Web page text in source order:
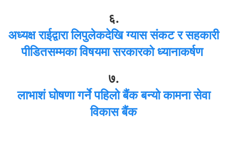
६.
अध्यक्ष राईद्वारा लिपुलेकदेखि ग्यास संकट र सहकारी
पीडितसम्मका विषयमा सरकारको ध्यानाकर्षण
७.
लाभाशं घोषणा गर्ने पहिलो बैंक बन्यो कामना सेवा
विकास बैंक